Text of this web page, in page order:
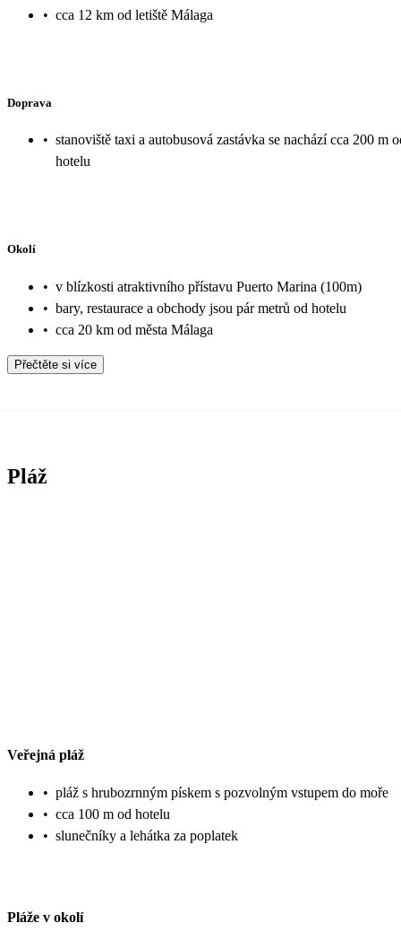
• cca 12 km od letiště Málaga
Doprava
• stanoviště taxi a autobusová zastávka se nachází cca 200 m
hotelu
Okolí
• v blízkosti atraktivního přístavu Puerto Marina (100m)
• bary, restaurace a obchody jsou pár metrů od hotelu
• cca 20 km od města Málaga
Přečtěte si více
Pláž
Veřejná pláž
• pláž s hrubozrnným pískem s pozvolným vstupem do moře
• cca 100 m od hotelu
• slunečníky a lehátka za poplatek
Pláže v okolí